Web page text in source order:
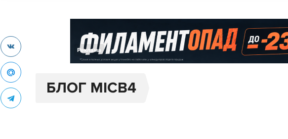
Реклама
БЛОГ MICB4